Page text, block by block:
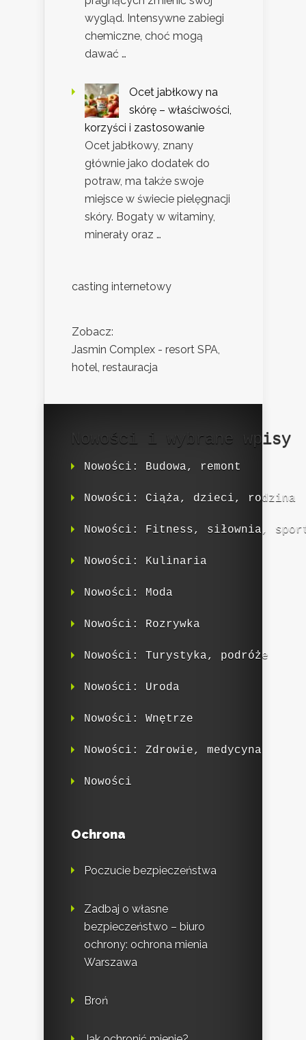
wygląd. Intensywne zabiegi
chemiczne, choć mogą
dawać …
Ocet jabłkowy na
skórę – właściwości,
korzyści i zastosowanie
Ocet jabłkowy, znany
głównie jako dodatek do
potraw, ma także swoje
miejsce w świecie pielęgnacji
skóry. Bogaty w witaminy,
minerały oraz …
casting internetowy
Zobacz:
Jasmin Complex - resort SPA,
hotel, restauracja
Nowości i wybrane wpisy
Nowości: Budowa, remont
Nowości: Ciąża, dzieci, rodzina
Nowości: Fitness, siłownia,
Nowości: Kulinaria
Nowości: Moda
Nowości: Rozrywka
Nowości: Turystyka, podróże
Nowości: Uroda
Nowości: Wnętrze
Nowości: Zdrowie, medycyna
Nowości
Ochrona
Poczucie bezpieczeństwa
Zadbaj o własne
bezpieczeństwo – biuro
ochrony: ochrona mienia
Warszawa
Broń